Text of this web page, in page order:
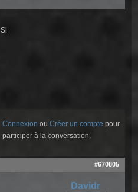
Si
Connexion ouCréer un compte pour
participer à la conversation.
#670805
Davidr